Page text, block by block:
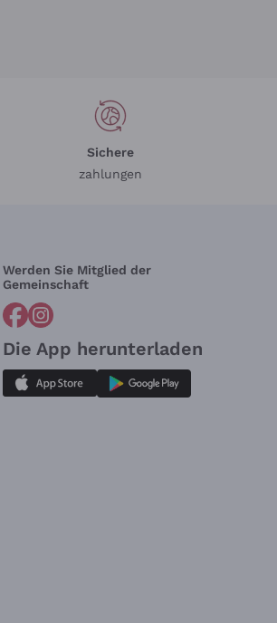
Sichere
zahlungen
Werden Sie Mitglied der
Gemeinschaft
Die App herunterladen